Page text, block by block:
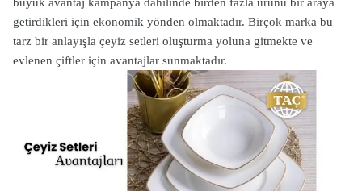
getirdikleri için ekonomik yönden olmaktadır. Birçok marka bu
tarz bir anlayışla çeyiz setleri oluşturma yoluna gitmekte ve
evlenen çiftler için avantajlar sunmaktadır.